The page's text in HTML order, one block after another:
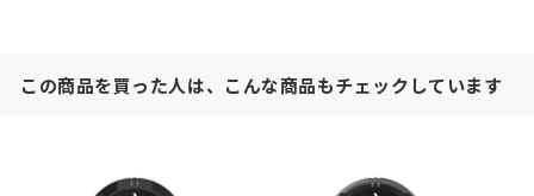
この商品を買った人は、こんな商品もチェックしています